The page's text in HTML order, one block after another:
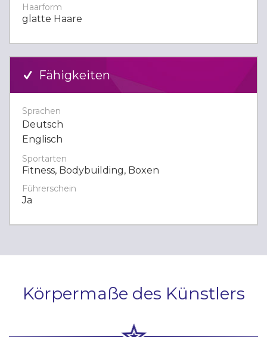
Haarform
glatte Haare
Fähigkeiten
Sprachen
Deutsch
Englisch
Sportarten
Fitness, Bodybuilding, Boxen
Führerschein
Ja
Körpermaße des Künstlers